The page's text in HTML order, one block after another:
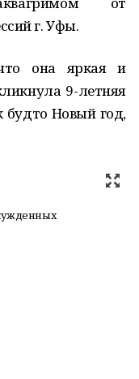
г. Уфы.
она яркая и
9-летняя
будто Новый год,